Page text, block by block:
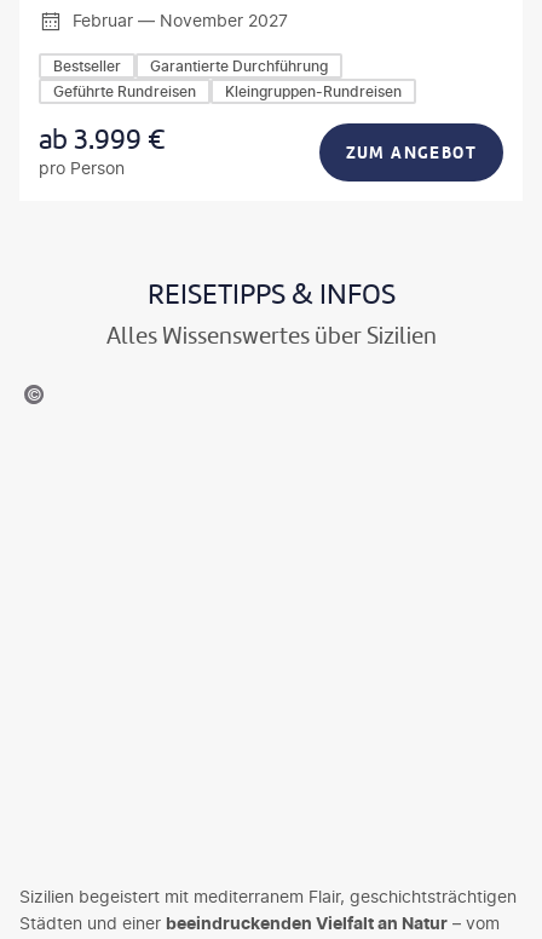
Februar — November 2027
Bestseller
Garantierte Durchführung
Geführte Rundreisen
Kleingruppen-Rundreisen
ab3.999 €
pro Person
ZUM ANGEBOT
REISETIPPS & INFOS
Alles Wissenswertes über Sizilien
Giontzis-gty
Sizilien begeistert mit mediterranem Flair, geschichtsträchtigen
Städten und einer beeindruckenden Vielfalt an Natur – vom